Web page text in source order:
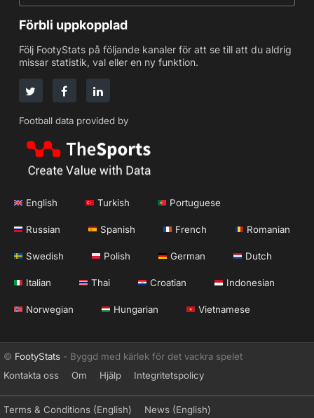
Förbli uppkopplad
Följ FootyStats på följande kanaler för att se till att du aldrig
missar statistik, val eller en ny funktion.
Football data provided by
English Turkish Portuguese
Russian Spanish French Romanian
Swedish Polish German Dutch
Italian Thai Croatian Indonesian
Norwegian Hungarian Vietnamese
© FootyStats - Byggd med kärlek för det vackra spelet
Kontakta oss
Om Hjälp Integritetspolicy
Terms & Conditions (English) News (English)